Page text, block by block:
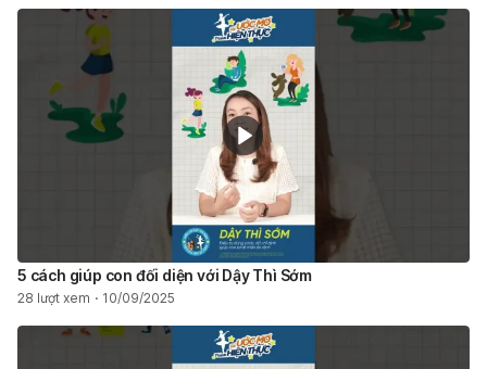
5 cách giúp con đối diện với Dậy Thì Sớm
28 lượt xem 10/09/2025